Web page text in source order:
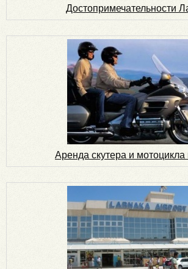
Достопримечательности
Аренда скутера и